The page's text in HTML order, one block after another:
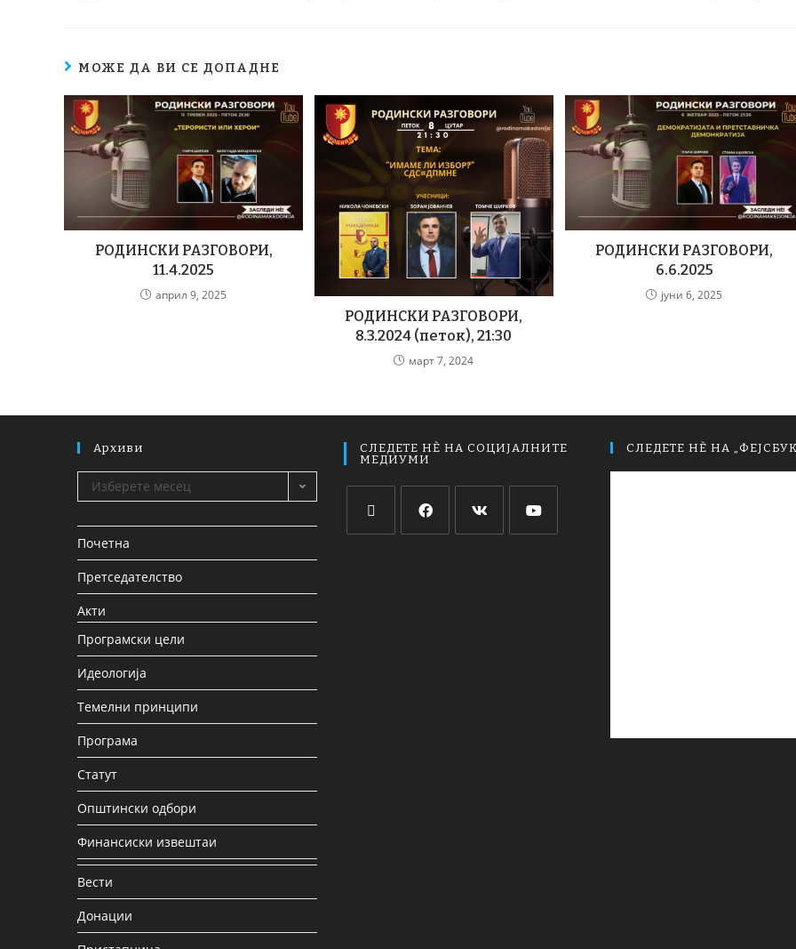
МОЖЕ ДА ВИ СЕ ДОПАДНЕ
РОДИНСКИ РАЗГОВОРИ,
11.4.2025
април 9, 2025
РОДИНСКИ РАЗГОВОРИ,
8.3.2024 (петок), 21:30
март 7, 2024
РОДИНСКИ РАЗГОВОРИ,
6.6.2025
јуни 6, 2025
Архиви
Изберете месец
Почетна
Претседателство
Акти
Програмски цели
Идеологија
Темелни принципи
Програма
Статут
Општински одбори
Финансиски извештаи
Вести
Донации
СЛЕДЕТЕ НЀ НА СОЦИЈАЛНИТЕ
МЕДИУМИ
СЛЕДЕТЕ НЀ НА